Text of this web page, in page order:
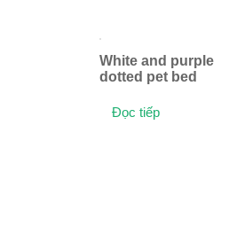
White and purple
dotted pet bed
Đọc tiếp